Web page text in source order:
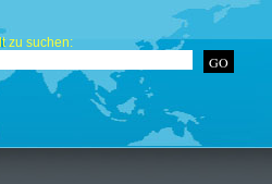
zu suchen: